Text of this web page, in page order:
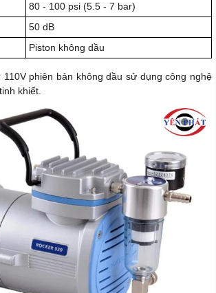
80 - 100 psi (5.5 - 7 bar)
50 dB
Piston không dầu
110V phiên bản không dầu sử dụng công nghệ
khiết.